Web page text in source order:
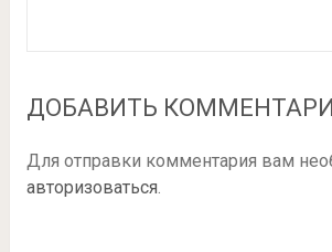
ДОБАВИТЬ
Для отправки комментария вам
авторизоваться.